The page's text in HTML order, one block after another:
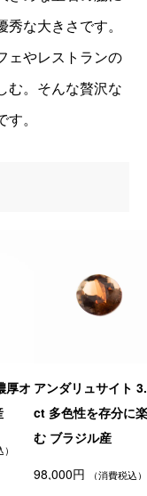
な大きさです。
ェやレストランの
む。そんな贅沢な
。
厚オ アンダリュサイト
ct 多色性を存分に
む ブラジル産
98,000円 （消費税込）